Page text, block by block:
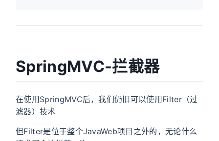
SpringMVC-拦截器
在使用SpringMVC后，我们仍旧可以使用Filter（过
滤器）技术
但Filter是位于整个JavaWeb项目之外的，无论什么